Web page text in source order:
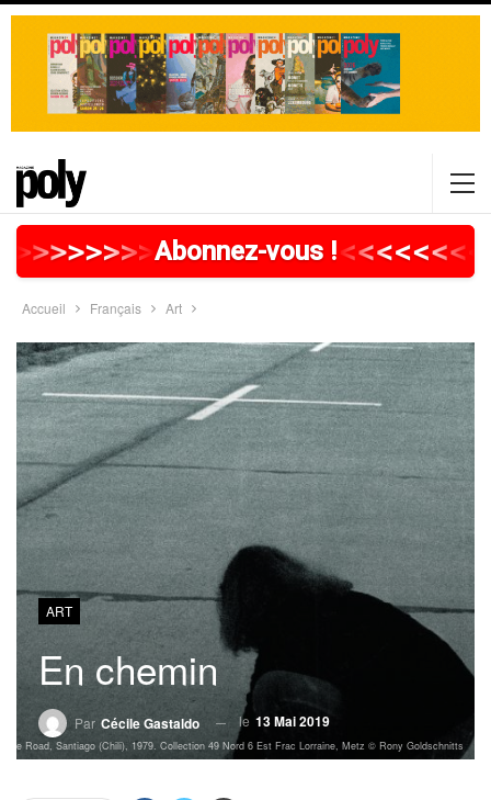
>>>>>>>>>>>>>>>>>
Abonnez-vous !<<<<<<<<
Accueil Français Art
ART
En chemin
Par Cécile Gastaldo le 13 Mai 2019
the Road, Santiago (Chili), 1979. Collection 49 Nord 6 Est Frac Lorraine, Metz © Rony Goldschnitts